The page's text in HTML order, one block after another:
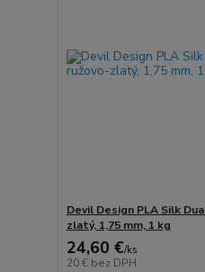
Devil Design PLA Silk
zlatý, 1,75 mm, 1 kg
24,60 €/ks
20 € bez DPH